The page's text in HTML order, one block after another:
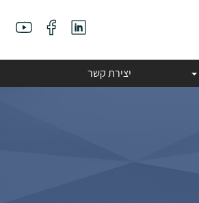
יצירת קשר